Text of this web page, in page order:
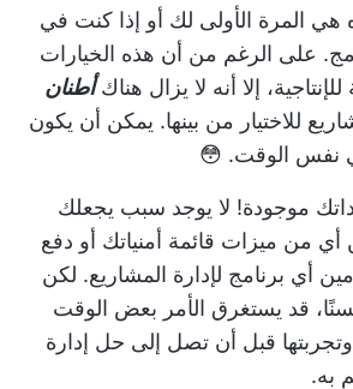
هي المرة الأولى لك أو إذا كنت في
على الرغم من أن هذه الخيارات
إلا أنه لا يزال هناكأطنان
للاختيار من بينها. يمكن أن يكون
نفس الوقت. 😳
موجودة! لا يوجد سبب يجعلك
من ميزات قائمة أمنياتك أو دفع
أي برنامج لإدارة المشاريع. لكن
قد يستغرق الأمر بعض الوقت
قبل أن تصل إلى حل إدارة
به.